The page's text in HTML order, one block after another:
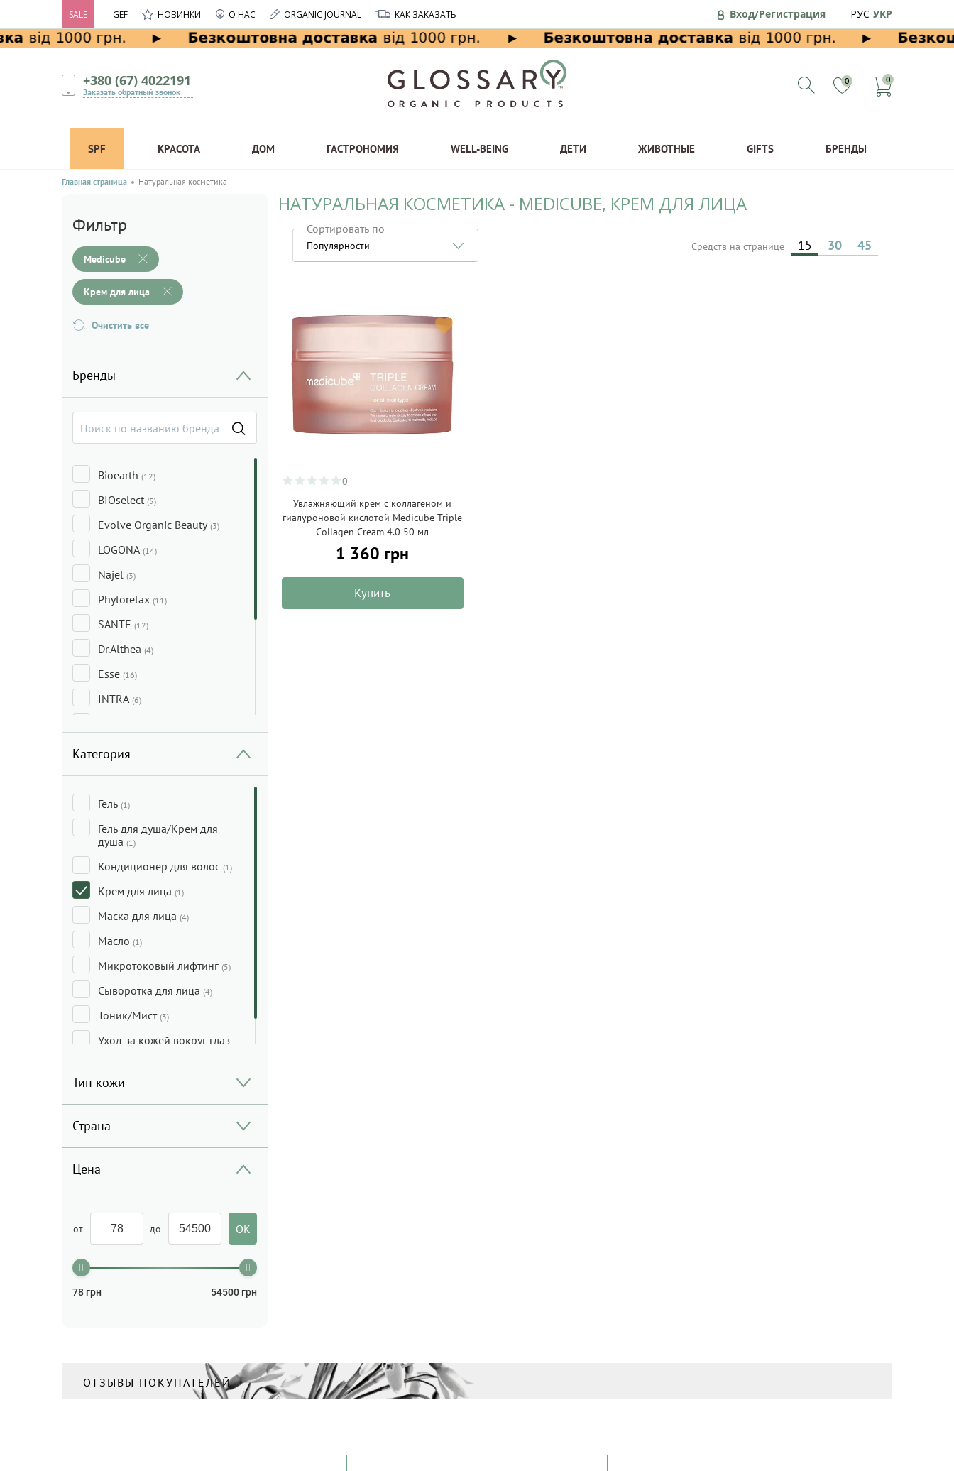
SALE GEF НОВИНКИ О НАС ORGANIC JOURNAL КАК ЗАКАЗАТЬ Вход/Регистрация РУС УКР
+380 (67) 4022191
Заказать обратный звонок
0 0
SPF КРАСОТА ДОМ ГАСТРОНОМИЯ WELL-BEING ДЕТИ ЖИВОТНЫЕ GIFTS БРЕНДЫ
Главная страница Натуральная косметика
Фильтр
Medicube
Крем для лица
Очистить все
Бренды
Bioearth (12)
BIOselect (5)
Evolve Organic Beauty (3)
LOGONA (14)
Najel (3)
Phytorelax (11)
SANTE (12)
Dr.Althea (4)
Esse (16)
INTRA (6)
Mak Malvy
Medicube(1)
One Thing
Trawenmoor (9)
Weleda
Категория
Гель (1)
Гель для душа/Крем для
душа (1)
Кондиционер для волос (1)
Крем для лица (1)
Маска для лица (4)
Масло (1)
Микротоковый лифтинг (5)
Сыворотка для лица (4)
Тоник/Мист (3)
Уход за кожей вокруг глаз
Тип кожи
Страна
Цена
от до
78 грн 54500 грн
НАТУРАЛЬНАЯ КОСМЕТИКА - MEDICUBE, КРЕМ ДЛЯ ЛИЦА
Сортировать по
Популярности Средств на странице 15 30 45
0
Увлажняющий крем с коллагеном и
гиалуроновой кислотой Medicube Triple
Collagen Cream 4.0 50 мл
1 360 грн
Купить
ОТЗЫВЫ ПОКУПАТЕЛЕЙ